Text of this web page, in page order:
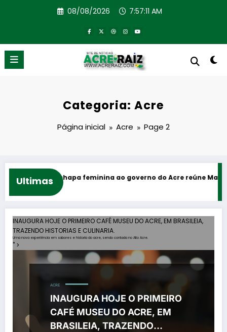
08/08/2026 7:57:13 AM
Categoria: Acre
Página inicial Acre Page 2
Ultimas
feminina ao governo do Acre reúne Mailza Assis e Jéssica
INAUGURA HOJE O PRIMEIRO CAFÉ MUSEU DO ACRE, EM BRASILEIA,
TRAZENDO HISTORIAS E CULINARIA.
Uma nova experiência em sabores e historia do acre, sendo contada no Alto Acre.
" >
ACRE
INAUGURA HOJE O PRIMEIRO
CAFÉ MUSEU DO ACRE, EM
BRASILEIA, TRAZENDO